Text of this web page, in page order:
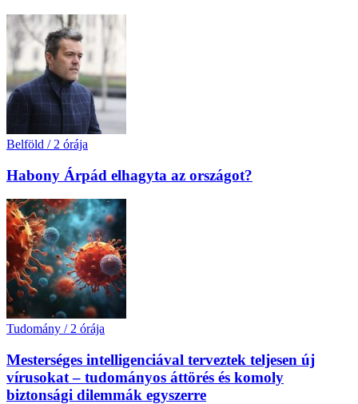
Belföld / 2 órája
Habony Árpád elhagyta az országot?
Tudomány / 2 órája
Mesterséges intelligenciával terveztek teljesen új
vírusokat – tudományos áttörés és komoly
biztonsági dilemmák egyszerre